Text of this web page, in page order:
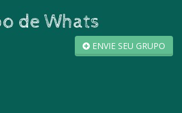
ENVIE SEU GRUPO